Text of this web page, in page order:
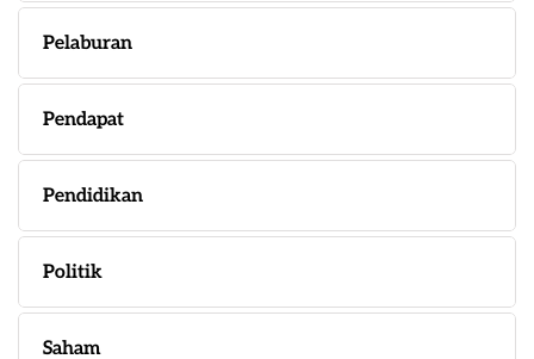
Pelaburan
Pendapat
Pendidikan
Politik
Saham